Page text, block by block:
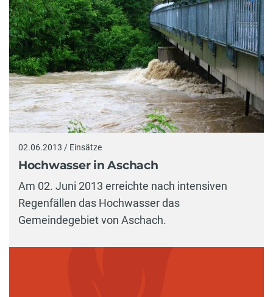
02.06.2013 / Einsätze
Hochwasser in Aschach
Am 02. Juni 2013 erreichte nach intensiven
Regenfällen das Hochwasser das
Gemeindegebiet von Aschach.